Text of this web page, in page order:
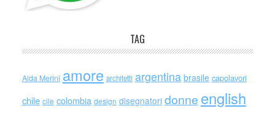
TAG
Alda Merini amore architetti argentina brasile capolavori
chile cile colombia design disegnatori donne english